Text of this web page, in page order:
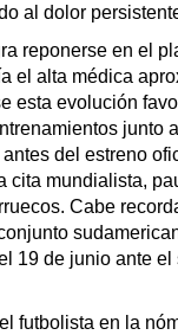
al dolor
reponerse en el
el alta médica
esta evolución
junto
del estreno
cita mundialista,
Cabe
19 de junio ante
futbolista en la